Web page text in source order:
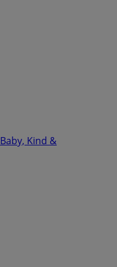
Baby, Kind &